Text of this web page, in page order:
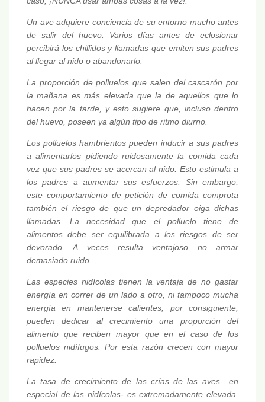
Un ave adquiere conciencia de su entorno mucho antes
de salir del huevo. Varios días antes de eclosionar
percibirá los chillidos y llamadas que emiten sus padres
al llegar al nido o abandonarlo.
La proporción de polluelos que salen del cascarón por
la mañana es más elevada que la de aquellos que lo
hacen por la tarde, y esto sugiere que, incluso dentro
del huevo, poseen ya algún tipo de ritmo diurno.
Los polluelos hambrientos pueden inducir a sus padres
a alimentarlos pidiendo ruidosamente la comida cada
vez que sus padres se acercan al nido. Esto estimula a
los padres a aumentar sus esfuerzos. Sin embargo,
este comportamiento de petición de comida comprota
también el riesgo de que un depredador oiga dichas
llamadas. La necesidad que el polluelo tiene de
alimentos debe ser equilibrada a los riesgos de ser
devorado. A veces resulta ventajoso no armar
demasiado ruido.
Las especies nidícolas tienen la ventaja de no gastar
energía en correr de un lado a otro, ni tampoco mucha
energía en mantenerse calientes; por consiguiente,
pueden dedicar al crecimiento una proporción del
alimento que reciben mayor que en el caso de los
polluelos nidífugos. Por esta razón crecen con mayor
rapidez.
La tasa de crecimiento de las crías de las aves –en
especial de las nidícolas- es extremadamente elevada.